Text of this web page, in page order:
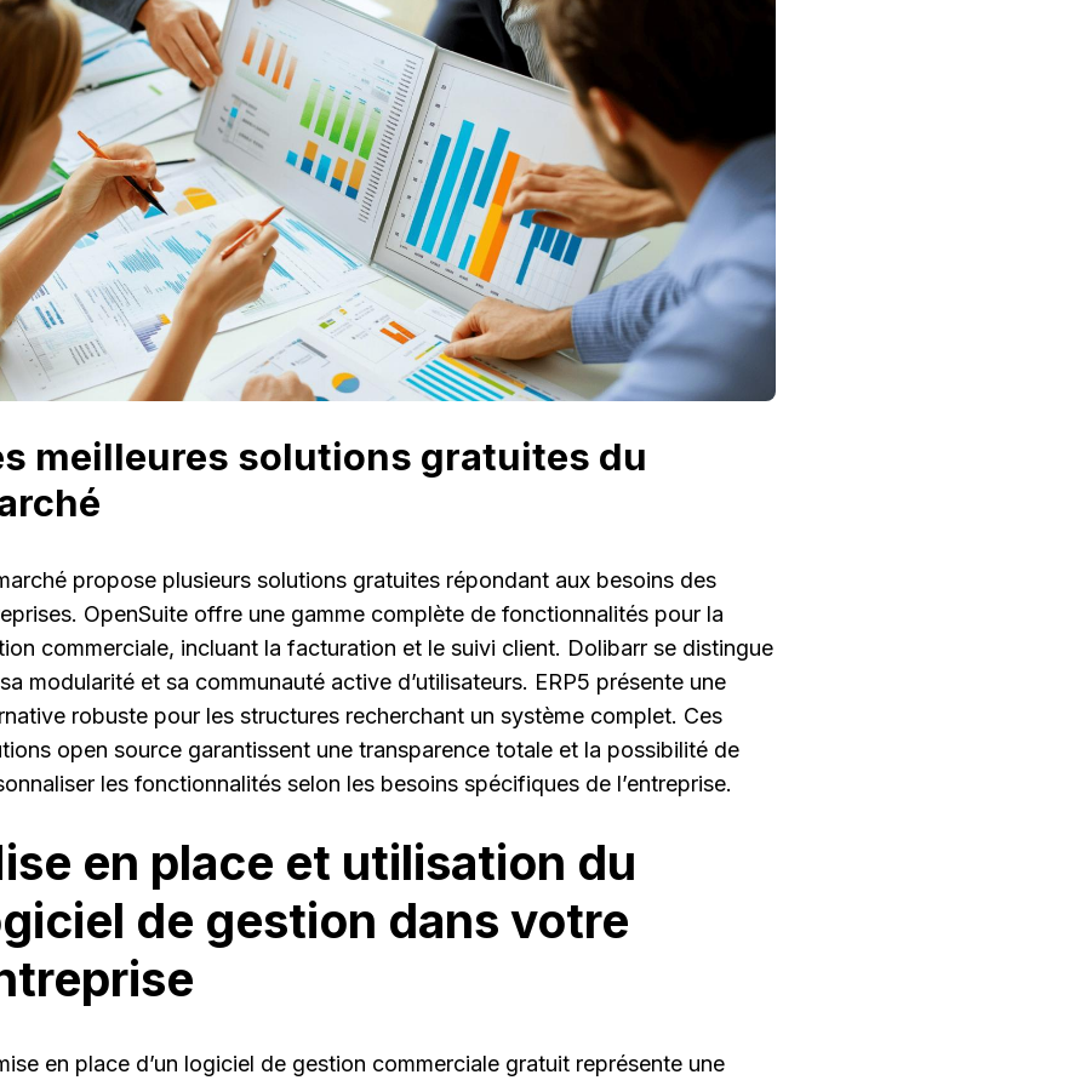
meilleures solutions gratuites du
propose plusieurs solutions gratuites répondant aux besoins des
OpenSuite offre une gamme complète de fonctionnalités pour la
commerciale, incluant la facturation et le suivi client. Dolibarr se distingue
modularité et sa communauté active d’utilisateurs. ERP5 présente une
robuste pour les structures recherchant un système complet. Ces
open source garantissent une transparence totale et la possibilité de
les fonctionnalités selon les besoins spécifiques de l’entreprise.
en place et utilisation du
de gestion dans votre
en place d’un logiciel de gestion commerciale gratuit représente une